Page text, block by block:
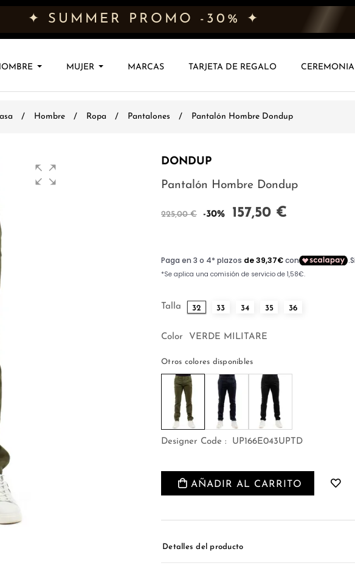
✦ SUMMER PROMO -30% ✦
MUJER MARCAS TARJETA DE REGALO CEREMONIA
Hombre Ropa Pantalones Pantalón Hombre Dondup
DONDUP
Pantalón Hombre Dondup
225,00 € -30% 157,50 €
Talla 32 33 34 35 36
Color VERDE MILITARE
Otros colores disponibles
Designer Code : UP166E043UPTD
AÑADIR AL CARRITO
Detalles del producto